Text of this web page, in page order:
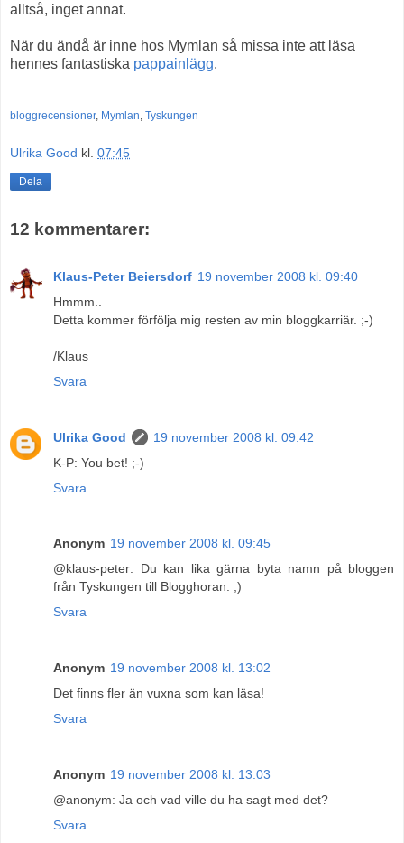
alltså, inget annat.
När du ändå är inne hos Mymlan så missa inte att läsa
hennes fantastiska pappainlägg.
bloggrecensioner, Mymlan Tyskungen
Ulrika Good kl. 07:45
Dela
12 kommentarer:
Klaus-Peter Beiersdorf 19 november 2008 kl. 09:40
Hmmm..
Detta kommer förfölja mig resten av min bloggkarriär. ;-)
/Klaus
Svara
Ulrika Good
19 november 2008 kl. 09:42
K-P: You bet! ;-)
Svara
Anonym 19 november 2008 kl. 09:45
@klaus-peter: Du kan lika gärna byta namn på bloggen
från Tyskungen till Blogghoran. ;)
Svara
Anonym 19 november 2008 kl. 13:02
Det finns fler än vuxna som kan läsa!
Svara
Anonym 19 november 2008 kl. 13:03
@anonym: Ja och vad ville du ha sagt med det?
Svara